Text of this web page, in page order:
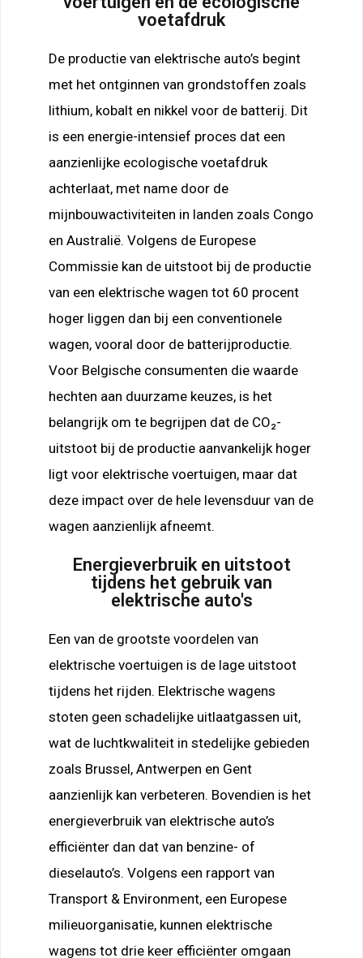
voetafdruk
De productie van elektrische auto’s begint
met het ontginnen van grondstoffen zoals
lithium, kobalt en nikkel voor de batterij. Dit
is een energie-intensief proces dat een
aanzienlijke ecologische voetafdruk
achterlaat, met name door de
mijnbouwactiviteiten in landen zoals Congo
en Australië. Volgens de Europese
Commissie kan de uitstoot bij de productie
van een elektrische wagen tot 60 procent
hoger liggen dan bij een conventionele
wagen, vooral door de batterijproductie.
Voor Belgische consumenten die waarde
hechten aan duurzame keuzes, is het
belangrijk om te begrijpen dat de CO₂-
uitstoot bij de productie aanvankelijk hoger
ligt voor elektrische voertuigen, maar dat
deze impact over de hele levensduur van de
wagen aanzienlijk afneemt.
Energieverbruik en uitstoot
tijdens het gebruik van
elektrische auto's
Een van de grootste voordelen van
elektrische voertuigen is de lage uitstoot
tijdens het rijden. Elektrische wagens
stoten geen schadelijke uitlaatgassen uit,
wat de luchtkwaliteit in stedelijke gebieden
zoals Brussel, Antwerpen en Gent
aanzienlijk kan verbeteren. Bovendien is het
energieverbruik van elektrische auto’s
efficiënter dan dat van benzine- of
dieselauto’s. Volgens een rapport van
Transport & Environment, een Europese
milieuorganisatie, kunnen elektrische
wagens tot drie keer efficiënter omgaan